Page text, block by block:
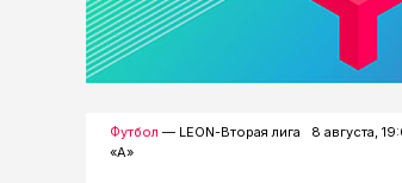
Футбол — LEON-Вторая лига
«А»
8 августа,